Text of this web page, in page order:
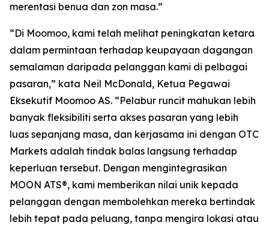
merentasi benua dan zon masa.”
“Di Moomoo, kami telah melihat peningkatan ketara
dalam permintaan terhadap keupayaan dagangan
semalaman daripada pelanggan kami di pelbagai
pasaran,” kata Neil McDonald, Ketua Pegawai
Eksekutif Moomoo AS. “Pelabur runcit mahukan lebih
banyak fleksibiliti serta akses pasaran yang lebih
luas sepanjang masa, dan kerjasama ini dengan OTC
Markets adalah tindak balas langsung terhadap
keperluan tersebut. Dengan mengintegrasikan
MOON ATS®, kami memberikan nilai unik kepada
pelanggan dengan membolehkan mereka bertindak
lebih tepat pada peluang, tanpa mengira lokasi atau